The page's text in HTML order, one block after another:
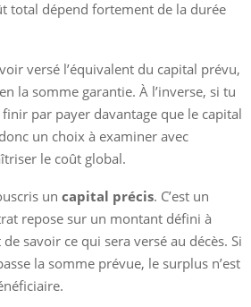
total dépend fortement de la durée
versé l’équivalent du capital prévu,
la somme garantie. À l’inverse, si tu
par payer davantage que le capital
un choix à examiner avec
le coût global.
un capital précis. C’est un
repose sur un montant défini à
savoir ce qui sera versé au décès. Si
la somme prévue, le surplus n’est